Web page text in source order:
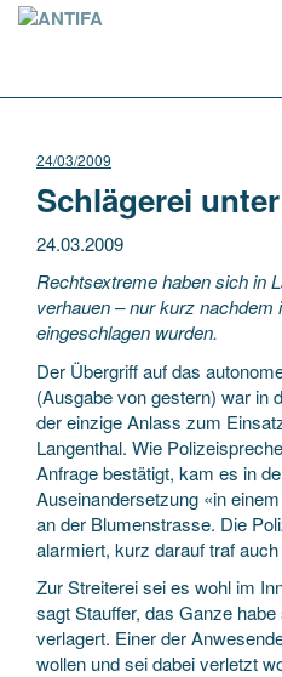
24/03/2009
Schlägerei
24.03.2009
Rechtsextreme haben sich in
verhauen – nur kurz
eingeschlagen wurden.
Der Übergriff auf das
(Ausgabe von gestern) war in
der einzige Anlass zum
Langenthal. Wie
Anfrage bestätigt, kam es in
Auseinandersetzung «in
an der Blumenstrasse. Die
alarmiert, kurz darauf traf
Zur Streiterei sei es wohl im
sagt Stauffer, das Ganze
verlagert. Einer der
wollen und sei dabei verletzt